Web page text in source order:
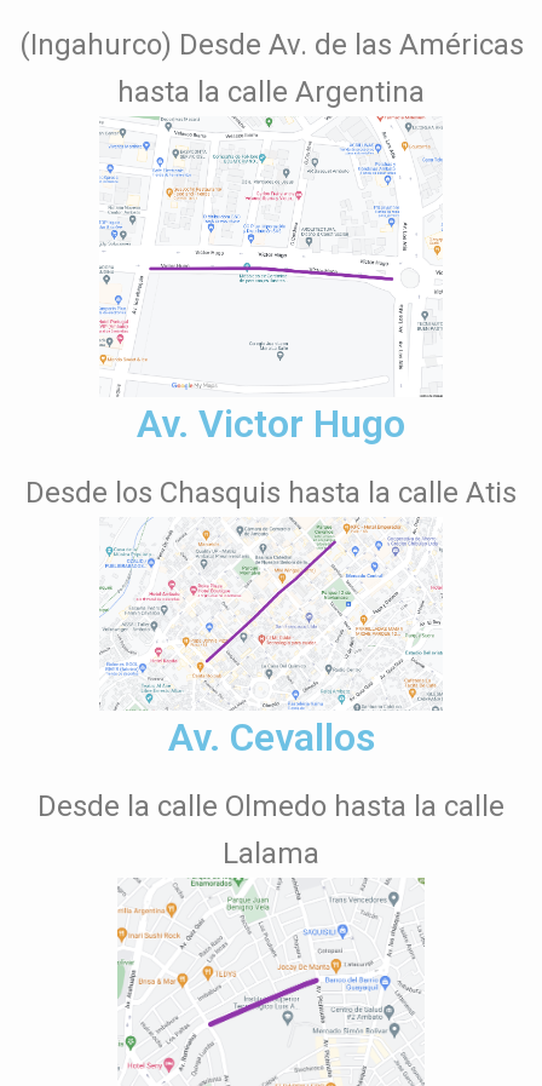
(Ingahurco) Desde Av. de las Américas
hasta la calle Argentina
Av. Victor Hugo
Desde los Chasquis hasta la calle Atis
Av. Cevallos
Desde la calle Olmedo hasta la calle
Lalama